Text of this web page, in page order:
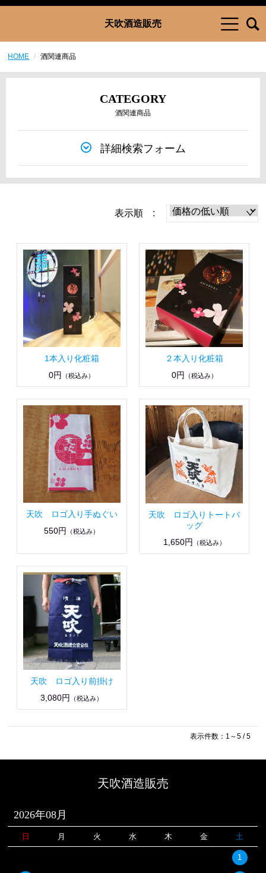
天吹酒造販売
HOME 酒関連商品
CATEGORY
酒関連商品
詳細検索フォーム
表示順 :
1本入り化粧箱
0円
（税込み）
２本入り化粧箱
0円
（税込み）
天吹 ロゴ入り手ぬぐい
550円
（税込み）
天吹 ロゴ入りトートバ
ッグ
1,650円 （税込み）
天吹 ロゴ入り前掛け
3,080円
（税込み）
表示件数：1～5 / 5
天吹酒造販売
2026年08月
日 月 火 水 木 金 土
1